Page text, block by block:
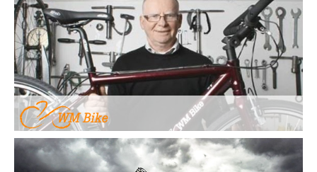
Nach Ihren Vorstellungen fertigen wir individuelle und
einzigartige Räder und sind erst zufrieden, wenn Sie zufrieden